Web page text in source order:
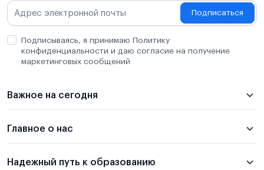
Подписаться
Подписываясь, я принимаю Политику
конфиденциальности и даю согласие на получение
маркетинговых сообщений
Важное на сегодня
Главное о нас
Надежный путь к образованию